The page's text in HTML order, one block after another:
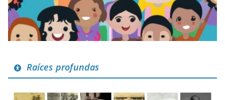
Raíces profundas